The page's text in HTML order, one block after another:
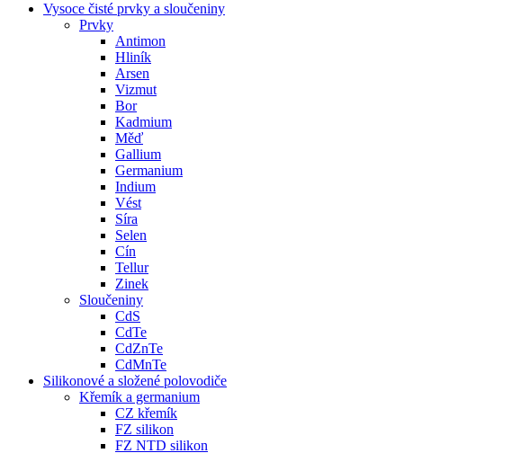
Vysoce čisté prvky a sloučeniny
Prvky
Antimon
Hliník
Arsen
Vizmut
Bor
Kadmium
Měď
Gallium
Germanium
Indium
Vést
Síra
Selen
Cín
Tellur
Zinek
Sloučeniny
CdS
CdTe
CdZnTe
CdMnTe
Silikonové a složené polovodiče
Křemík a germanium
CZ křemík
FZ silikon
FZ NTD silikon